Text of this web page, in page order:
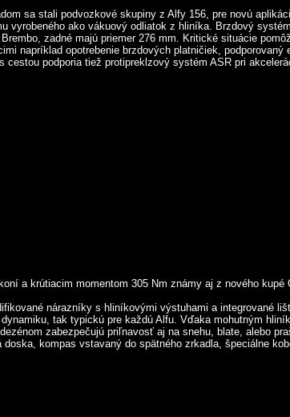
sa stali podvozkové skupiny z Alfy 156, pre novú
vyrobeného ako vákuový odliatok z hliníka. Brzdový
zadné majú priemer 276 mm. Kritické situácie
napríklad opotrebenie brzdových platničiek,
podporia tiež protipreklzový systém ASR pri
a krútiacim momentom 305 Nm známy aj z nového
nárazníky s hliníkovými výstuhami a integrované
tak typickú pre každú Alfu. Vďaka mohutným
zabezpečujú priľnavosť aj na snehu, blate, alebo
kompas vstavaný do spätného zrkadla, špeciálne